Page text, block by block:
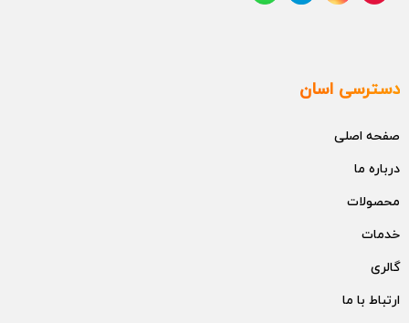
دسترسی اسان
صفحه اصلی
درباره ما
محصولات
خدمات
گالری
ارتباط با ما